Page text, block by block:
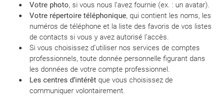
Votre photo, si vous nous l’avez fournie (ex. : un avatar).
Votre répertoire téléphonique, qui contient les noms, les
numéros de téléphone et la liste des favoris de vos listes
de contacts si vous y avez autorisé l’accès.
Si vous choisissez d’utiliser nos services de comptes
professionnels, toute donnée personnelle figurant dans
les données de votre compte professionnel.
Les centres d’intérêt que vous choisissez de
communiquer volontairement.